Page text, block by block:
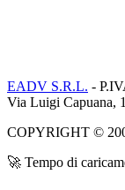
EADV S.R.L. -
Via Luigi Capuana,
COPYRIGHT ©
🚀 Tempo di